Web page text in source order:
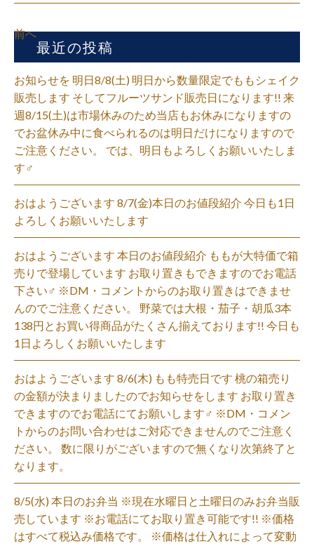
前へ
最近の投稿
お知らせを 明日8/8(土) 明日から数量限定でももシェイク
販売します そしてフルーツサンド販売日になります!! 来
週8/15(土)は市場休みのため当店もお休みになりますの
でお盆休み中に食べられるのは明日だけになりますので
ご注意ください。 では、明日もよろしくお願いいたしま
す‍♂️
おはようございます 8/7(金)本日のお値段紹介 今日も1日
よろしくお願いいたします
おはようございます 本日のお値段紹介 ももが大特価で箱
売りで登場しています お取り置きもできますのでお電話
下さい‍♂️ ※DM・コメントからのお取り置きはできませ
んのでご注意ください。 野菜では大根・茄子・胡瓜3本
138円とお買い得商品がたくさん揃えております!! 今日も
1日よろしくお願いいたします
おはようございます 8/6(木) もも特売日です 桃の箱売り
の金額が決まりましたのでお知らせをします お取り置き
できますのでお電話にてお願いします‍♂️ ※DM・コメン
トからのお問い合わせはご対応できませんのでご注意く
ださい。 数に限りがございますので無くなり次第終了と
なります。
8/5(水) 本日のお弁当 ※現在水曜日と土曜日のみお弁当販
売しています ※お電話にてお取り置き可能です!! ※価格
はすべて税込み価格です。 ※価格は仕入れによって変動